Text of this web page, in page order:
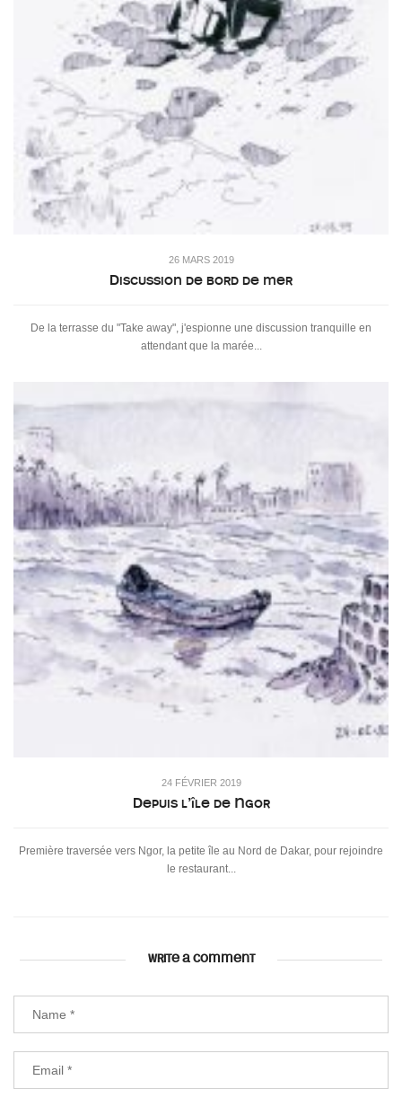
26 MARS 2019
Discussion de bord de mer
De la terrasse du "Take away", j'espionne une discussion tranquille en
attendant que la marée...
24 FÉVRIER 2019
Depuis l’île de Ngor
Première traversée vers Ngor, la petite île au Nord de Dakar, pour rejoindre
le restaurant...
WRITE A COMMENT